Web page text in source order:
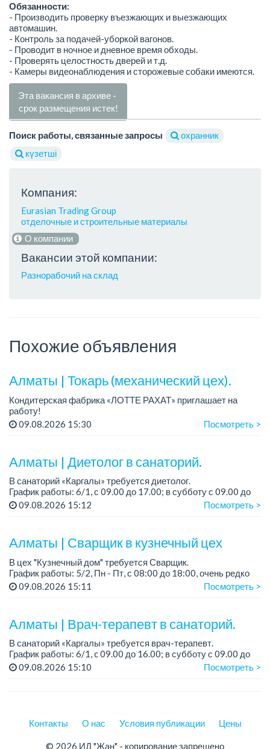
Обязанности:
- Производить проверку въезжающих и выезжающих
автомашин.
- Контроль за подачей-уборкой вагонов.
- Проводит в ночное и дневное время обходы.
- Проверять целостность дверей и т.д.
- Камеры видеонаблюдения и сторожевые собаки имеются.
Эта вакансия в архиве -
срок размещения истек!
Поиск работы, связанные запросы
охранник
күзетші
Компания:
Eurasian Trading Group
отделочные и строительные материалы
О компании
Вакансии этой компании:
Разнорабочий на склад
Похожие объявления
Алматы | Токарь (механический цех).
Кондитерская фабрика «ЛОТТЕ РАХАТ» приглашает на
работу!
График работы: сменный.
09.08.2026 15:30 Посмотреть >
Алматы | Диетолог в санаторий.
В санаторий «Каргалы» требуется диетолог.
График работы: 6/1, с 09.00 до 17.00; в субботу с 09.00 до
12.00.
...
09.08.2026 15:12 Посмотреть >
Алматы | Сварщик в кузнечный цех
В цех "Кузнечный дом" требуется Сварщик.
График работы: 5/2, Пн - Пт, с 08:00 до 18:00, очень редко
суббота.
-...
09.08.2026 15:11 Посмотреть >
Алматы | Врач-терапевт в санаторий.
В санаторий «Каргалы» требуется врач-терапевт.
График работы: 6/1, c 09.00 до 16.00; в субботу с 09.00 до
12.00.
09.08.2026 15:10 Посмотреть >
Контакты О нас Условия публикации Цены
© 2026 ИД "Жан" - копирование запрещено